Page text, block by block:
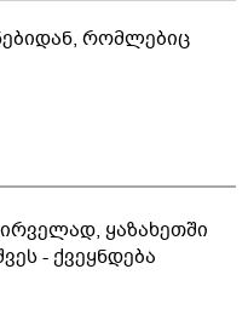
რომლებიც
ყაზახეთში
- ქვეყნდება